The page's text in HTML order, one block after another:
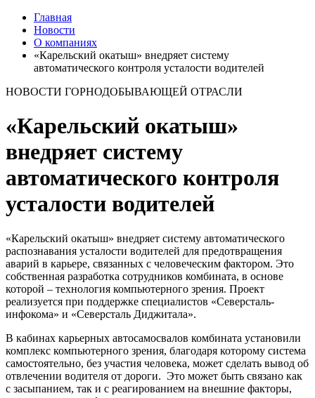
Главная
Новости
О компаниях
«Карельский окатыш» внедряет систему
автоматического контроля усталости водителей
НОВОСТИ ГОРНОДОБЫВАЮЩЕЙ ОТРАСЛИ
«Карельский окатыш»
внедряет систему
автоматического контроля
усталости водителей
«Карельский окатыш» внедряет систему автоматического
распознавания усталости водителей для предотвращения
аварий в карьере, связанных с человеческим фактором. Это
собственная разработка сотрудников комбината, в основе
которой – технология компьютерного зрения. Проект
реализуется при поддержке специалистов «Северсталь-
инфокома» и «Северсталь Диджитала».
В кабинах карьерных автосамосвалов комбината установили
комплекс компьютерного зрения, благодаря которому система
самостоятельно, без участия человека, может сделать вывод об
отвлечении водителя от дороги. Это может быть связано как
с засыпанием, так и с реагированием на внешние факторы,